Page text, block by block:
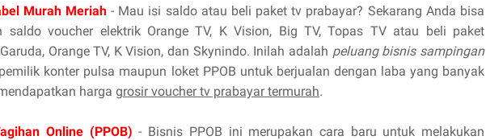
Murah Meriah- Mau isi saldo atau beli paket tv prabayar? Sekarang Anda bisa
saldo voucher elektrik Orange TV, K Vision, Big TV, Topas TV atau beli paket
Orange TV, K Vision, dan Skynindo. Inilah adalah peluang bisnis sampingan
konter pulsa maupun loket PPOB untuk berjualan dengan laba yang banyak
harga grosir voucher tv prabayar termurah.
Online (PPOB) - Bisnis PPOB ini merupakan cara baru untuk melakukan